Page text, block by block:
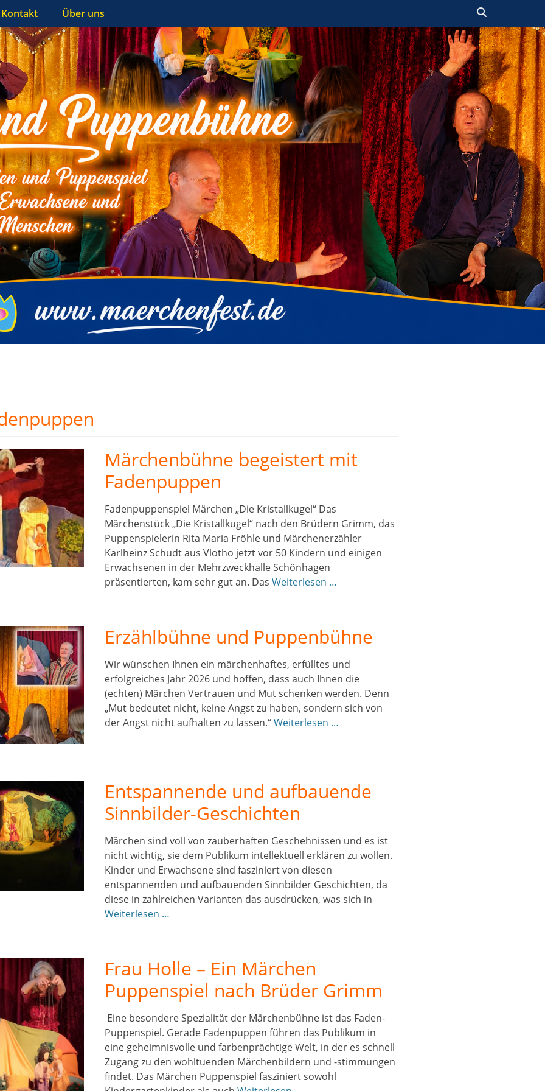
Kontakt Über uns
Märchenbühne begeistert mit
Fadenpuppen
Fadenpuppenspiel Märchen „Die Kristallkugel“ Das
Märchenstück „Die Kristallkugel“ nach den Brüdern Grimm, das
Puppenspielerin Rita Maria Fröhle und Märchenerzähler
Karlheinz Schudt aus Vlotho jetzt vor 50 Kindern und einigen
Erwachsenen in der Mehrzweckhalle Schönhagen
präsentierten, kam sehr gut an. DasWeiterlesen …
Erzählbühne und Puppenbühne
Wir wünschen Ihnen ein märchenhaftes, erfülltes und
erfolgreiches Jahr 2026 und hoffen, dass auch Ihnen die
(echten) Märchen Vertrauen und Mut schenken werden. Denn
„Mut bedeutet nicht, keine Angst zu haben, sondern sich von
der Angst nicht aufhalten zu lassen.“Weiterlesen …
Entspannende und aufbauende
Sinnbilder-Geschichten
Märchen sind voll von zauberhaften Geschehnissen und es ist
nicht wichtig, sie dem Publikum intellektuell erklären zu wollen.
Kinder und Erwachsene sind fasziniert von diesen
entspannenden und aufbauenden Sinnbilder Geschichten, da
diese in zahlreichen Varianten das ausdrücken, was sich in
Weiterlesen …
Frau Holle – Ein Märchen
Puppenspiel nach Brüder Grimm
Eine besondere Spezialität der Märchenbühne ist das Faden-
Puppenspiel. Gerade Fadenpuppen führen das Publikum in
eine geheimnisvolle und farbenprächtige Welt, in der es schnell
Zugang zu den wohltuenden Märchenbildern und -stimmungen
findet. Das Märchen Puppenspiel fasziniert sowohl